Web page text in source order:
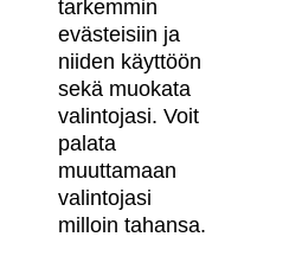
tarkemmin
evästeisiin ja
niiden käyttöön
sekä muokata
valintojasi. Voit
palata
muuttamaan
valintojasi
milloin tahansa.